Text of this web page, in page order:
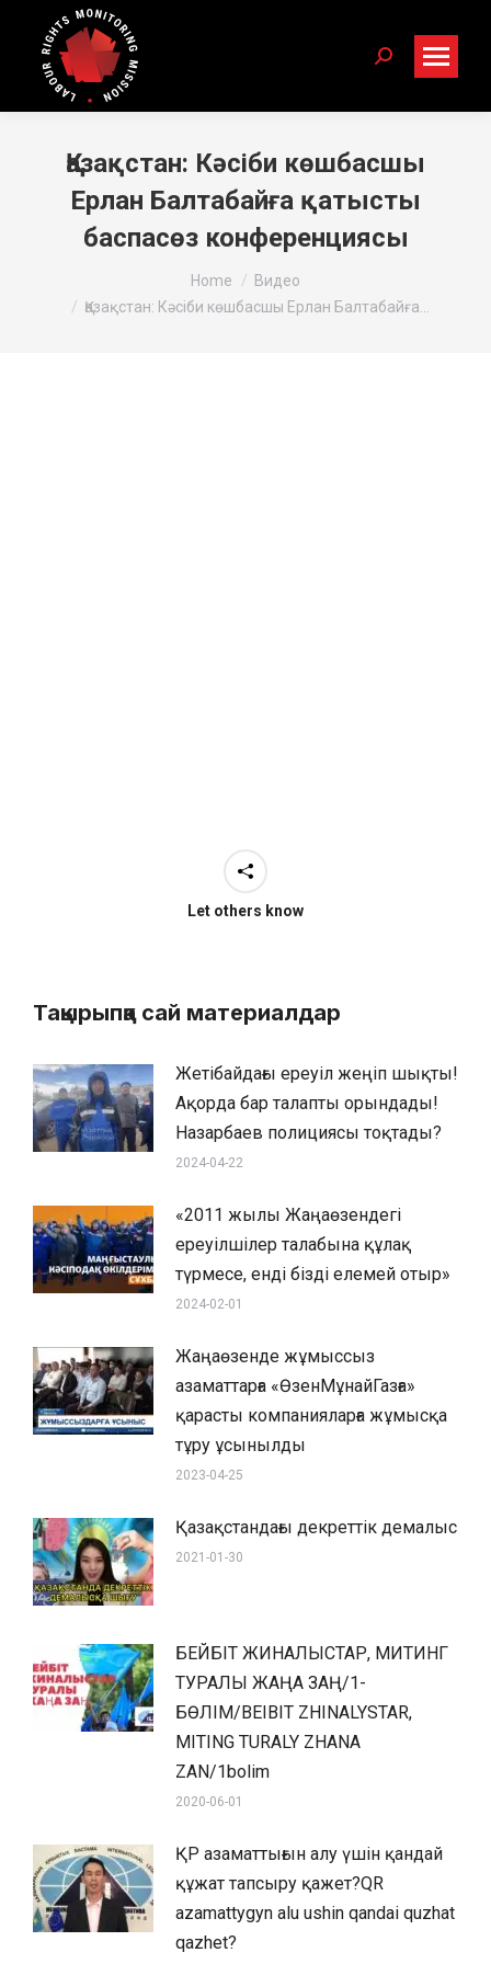
Search:
Қазақстан: Кәсіби көшбасшы
Ерлан Балтабайға қатысты
баспасөз конференциясы
Home
Видео
Қазақстан: Кәсіби көшбасшы Ерлан Балтабайға…
Let others know
Тақырыпқа сай материалдар
Жетібайдағы ереуіл жеңіп шықты!
Ақорда бар талапты орындады!
Назарбаев полициясы тоқтады?
2024-04-22
«2011 жылы Жаңаөзендегі
ереуілшілер талабына құлақ
түрмесе, енді бізді елемей отыр»
2024-02-01
Жаңаөзенде жұмыссыз
азаматтарға «ӨзенМұнайГазға»
қарасты компанияларға жұмысқа
тұру ұсынылды
2023-04-25
Қазақстандағы декреттік демалыс
2021-01-30
БЕЙБІТ ЖИНАЛЫСТАР, МИТИНГ
ТУРАЛЫ ЖАҢА ЗАҢ/1-
БӨЛІМ/BEIBIT ZHINALYSTAR,
MITING TURALY ZHANA
ZAN/1bolim
2020-06-01
ҚР азаматтығын алу үшін қандай
құжат тапсыру қажет?QR
azamattygyn alu ushin qandai quzhat
qazhet?